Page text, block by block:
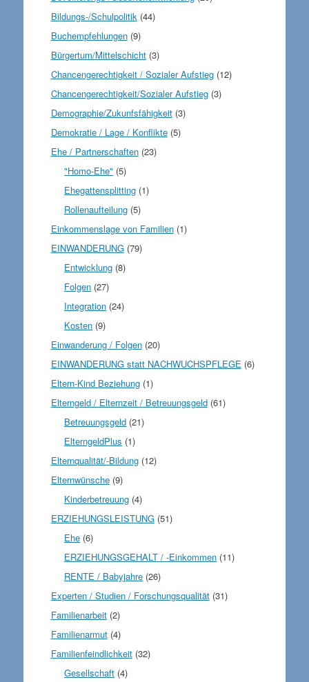
Bildungs-/Schulpolitik (44)
Buchempfehlungen(9)
Bürgertum/Mittelschicht(3)
Chancengerechtigkeit / Sozialer Aufstieg(12)
Chancengerechtigkeit/Sozialer Aufstieg(3)
Demographie/Zukunfsfähigkeit(3)
Demokratie / Lage / Konflikte(5)
Ehe / Partnerschaften(23)
"Homo-Ehe" (5)
Ehegattensplitting (1)
Rollenaufteilung (5)
Einkommenslage von Familien(1)
EINWANDERUNG(79)
Entwicklung (8)
Folgen (27)
Integration (24)
Kosten (9)
Einwanderung / Folgen(20)
EINWANDERUNG statt NACHWUCHSPFLEGE (6)
Eltern-Kind Beziehung(1)
Elterngeld / Elternzeit / Betreuungsgeld(61)
Betreuungsgeld (21)
ElterngeldPlus (1)
Elternqualität/-Bildung(12)
Elternwünsche(9)
Kinderbetreuung (4)
ERZIEHUNGSLEISTUNG(51)
Ehe (6)
ERZIEHUNGSGEHALT / -Einkommen (11)
RENTE / Babyjahre (26)
Experten / Studien / Forschungsqualität(31)
Familienarbeit(2)
Familienarmut(4)
Familienfeindlichkeit(32)
Gesellschaft (4)